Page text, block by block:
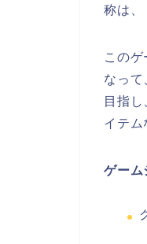
称は、
この
なって
目指
イテム
ゲーム